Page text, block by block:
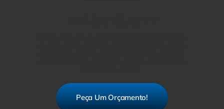
Peça Um Orçamento!